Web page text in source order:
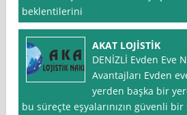
beklentilerini
AKAT LOJİSTİK
DENİZLİ Evden Eve
Avantajları Evden
yerden başka bir
bu süreçte eşyalarınızın güvenli bir